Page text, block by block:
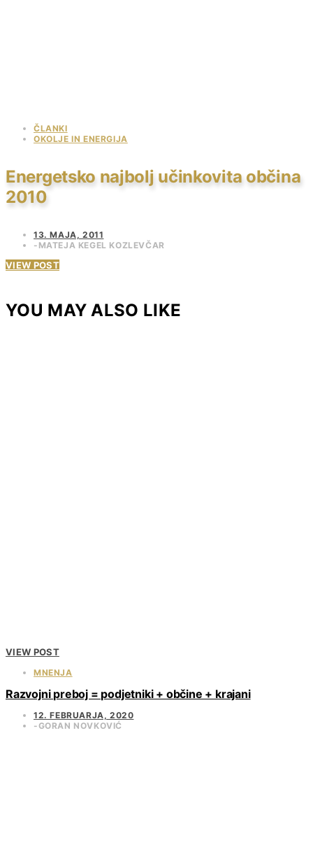
ČLANKI
OKOLJE IN ENERGIJA
Energetsko najbolj učinkovita občina
2010
13. MAJA, 2011
MATEJA KEGEL KOZLEVČAR
VIEW POST
YOU MAY ALSO LIKE
VIEW POST
MNENJA
Razvojni preboj = podjetniki + občine + krajani
12. FEBRUARJA, 2020
GORAN NOVKOVIĆ